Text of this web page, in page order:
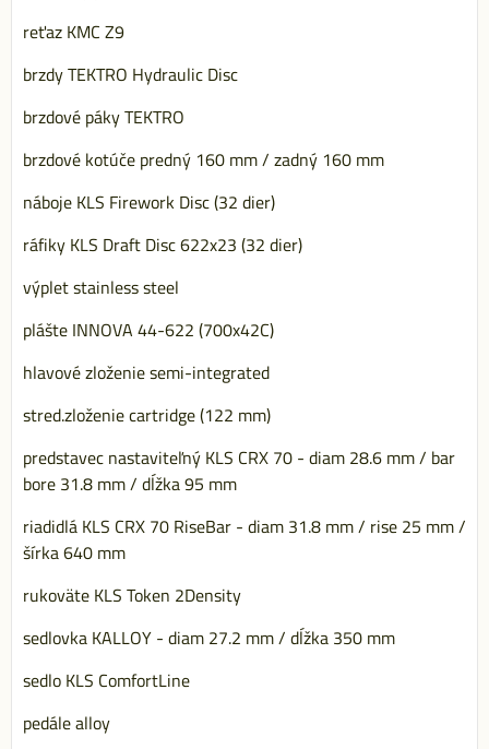
reťaz KMC Z9
brzdy TEKTRO Hydraulic Disc
brzdové páky TEKTRO
brzdové kotúče predný 160 mm / zadný 160 mm
náboje KLS Firework Disc (32 dier)
ráfiky KLS Draft Disc 622x23 (32 dier)
výplet stainless steel
plášte INNOVA 44-622 (700x42C)
hlavové zloženie semi-integrated
stred.zloženie cartridge (122 mm)
predstavec nastaviteľný KLS CRX 70 - diam 28.6 mm / bar
bore 31.8 mm / dĺžka 95 mm
riadidlá KLS CRX 70 RiseBar - diam 31.8 mm / rise 25 mm /
šírka 640 mm
rukoväte KLS Token 2Density
sedlovka KALLOY - diam 27.2 mm / dĺžka 350 mm
sedlo KLS ComfortLine
pedále alloy